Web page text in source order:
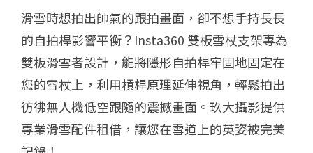
滑雪時想拍出帥氣的跟拍畫面，卻不想手持長長
的自拍桿影響平衡？ Insta360 雙板雪杖支架專為
雙板滑雪者設計，能將隱形自拍桿牢固地固定在
您的雪杖上，利用槓桿原理延伸視角，輕鬆拍出
彷彿無人機低空跟隨的震撼畫面。 玖大攝影提供
專業滑雪配件租借，讓您在雪道上的英姿被完美